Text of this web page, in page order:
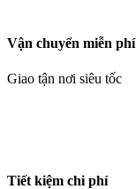
Vận chuyển miễn phí
Giao tận nơi siêu tốc
Tiết kiệm chi phí